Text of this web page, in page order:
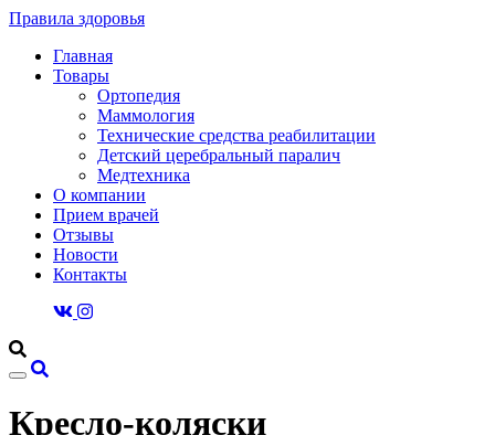
Правила здоровья
Главная
Товары
Ортопедия
Маммология
Технические средства реабилитации
Детский церебральный паралич
Медтехника
О компании
Прием врачей
Отзывы
Новости
Контакты
Кресло-коляски